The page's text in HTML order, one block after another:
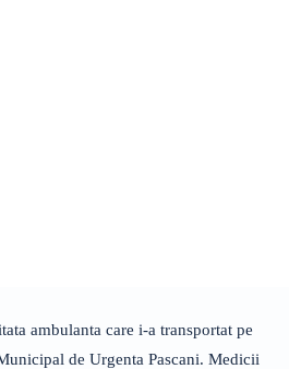
ambulanta care i-a transportat pe
de Urgenta Pascani. Medicii